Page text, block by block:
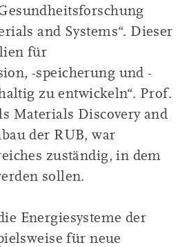
and Systems“. Dieser
für
-speicherung und -
zu entwickeln“. Prof.
Materials Discovery and
der RUB, war
zuständig, in dem
sollen.
Energiesysteme der
für neue